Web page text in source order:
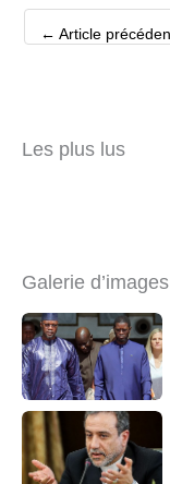
← Article
Les plus lus
Galerie d’images